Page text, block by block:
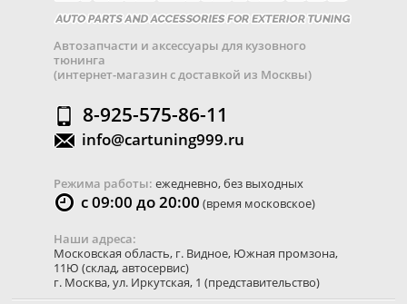
Автозапчасти и аксессуары для кузовного
тюнинга
(интернет-магазин с доставкой из Москвы)
8-925-575-86-11
info@cartuning999.ru
Режима работы: ежедневно, без выходных
с 09:00 до 20:00 (время московское)
Наши адреса:
Московская область, г. Видное, Южная промзона,
11Ю (склад, автосервис)
г. Москва,ул. Иркутская, 1 (представительство)